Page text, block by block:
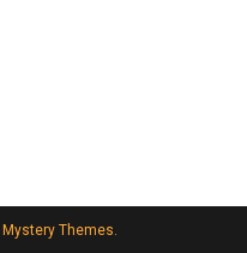
Mystery Themes.